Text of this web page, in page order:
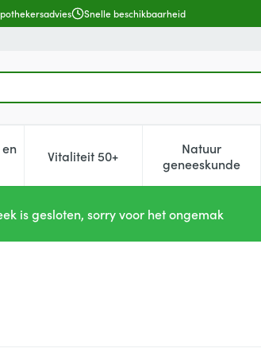
Snelle beschikbaarheid
categorie
en vitamines categorie
voor Zwangerschap en kinderen
Vitaliteit 50+Toon submenu voor Vitaliteit
Natuur
geneeskunde
Toon
is gesloten, sorry voor het ongemak